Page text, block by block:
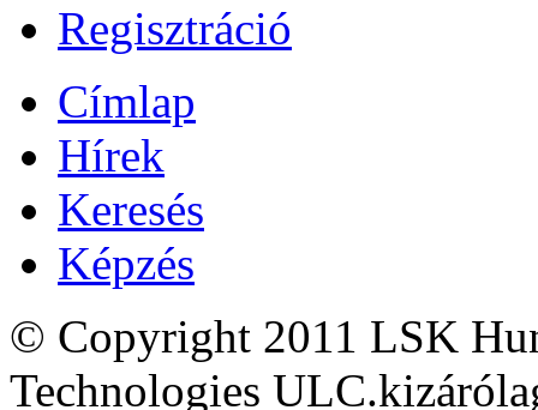
Regisztráció
Címlap
Hírek
Keresés
Képzés
© Copyright 2011 LSK
Technologies